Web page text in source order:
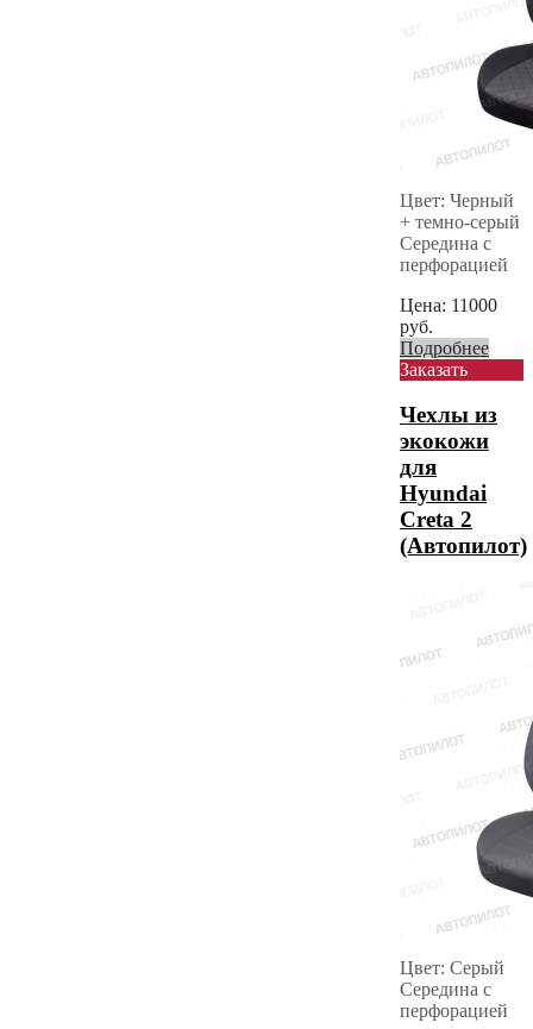
Цвет: Черный
+ темно-серый
Середина с
перфорацией
Цена: 11000
руб.
Подробнее
Заказать
Чехлы из
экокожи
для
Hyundai
Creta 2
(Автопилот)
Цвет: Серый
Середина с
перфорацией